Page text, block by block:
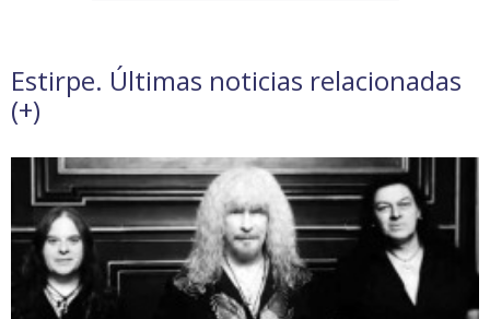
Estirpe. Últimas noticias relacionadas
(+)